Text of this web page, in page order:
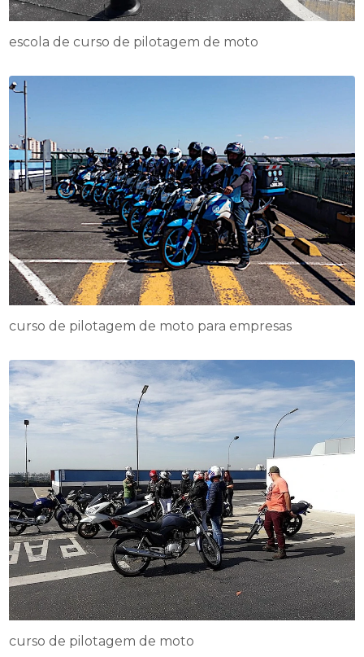
escola de curso de pilotagem de moto
curso de pilotagem de moto para empresas
curso de pilotagem de moto